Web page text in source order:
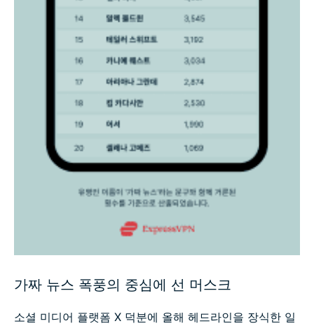
가짜 뉴스 폭풍의 중심에 선 머스크
소셜 미디어 플랫폼 X 덕분에 올해 헤드라인을 장식한 일